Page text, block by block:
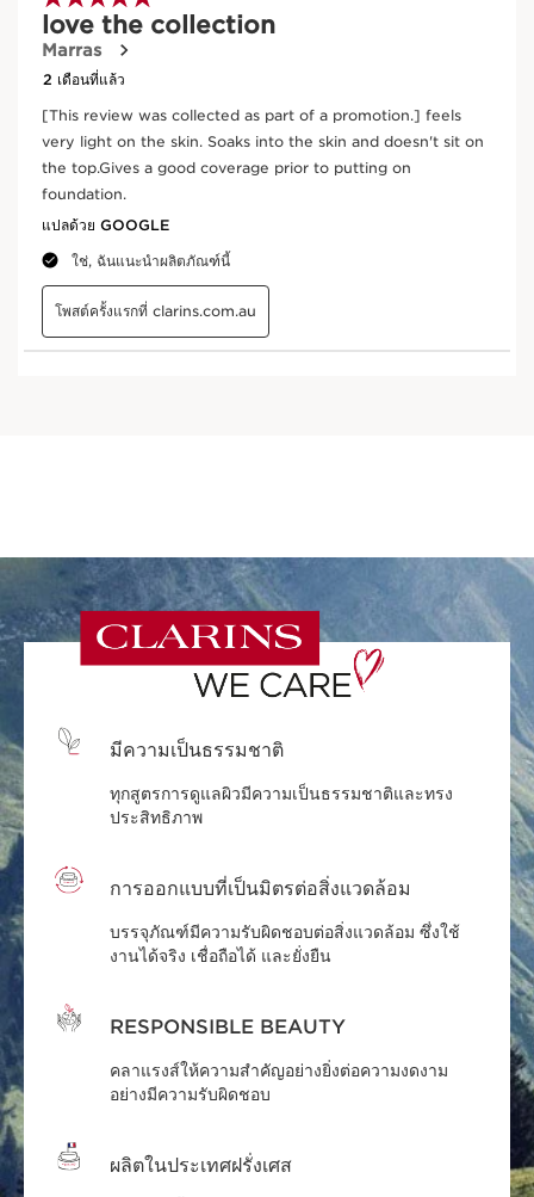
มีความเป็นธรรมชาติ
ทุกสูตรการดูแลผิวมีความเป็นธรรมชาติและทรง
ประสิทธิภาพ
การออกแบบที่เป็นมิตรต่อสิ่งแวดล้อม
บรรจุภัณฑ์มีความรับผิดชอบต่อสิ่งแวดล้อม ซึ่งใช้
งานได้จริง เชื่อถือได้ และยั่งยืน
RESPONSIBLE BEAUTY
คลาแรงส์ให้ความสำคัญอย่างยิ่งต่อความงดงาม
อย่างมีความรับผิดชอบ
ผลิตในประเทศฝรั่งเศส